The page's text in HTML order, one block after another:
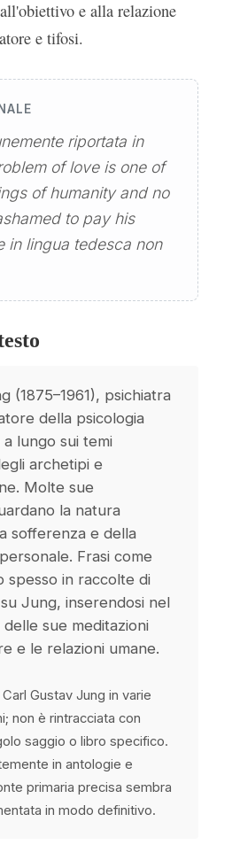
e alla relazione
e tifosi.
riportata in
of love is one of
of humanity and no
to pay his
in lingua tedesca non
(1875–1961), psichiatra
della psicologia
lungo sui temi
archetipi e
Molte sue
la natura
sofferenza e della
Frasi come
spesso in raccolte di
Jung, inserendosi nel
sue meditazioni
e le relazioni umane.
Gustav Jung in varie
non è rintracciata con
saggio o libro specifico.
in antologie e
primaria precisa sembra
in modo definitivo.